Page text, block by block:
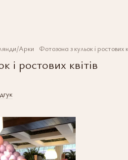
Арки Фотозона з кульок і ростових
і ростових квітів